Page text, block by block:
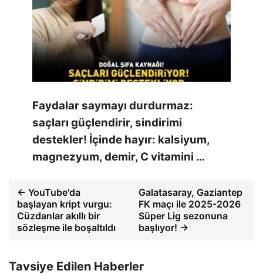
Faydalar saymayı durdurmaz:
saçları güçlendirir, sindirimi
destekler! İçinde hayır: kalsiyum,
magnezyum, demir, C vitamini …
← YouTube'da
başlayan kript vurgu:
Cüzdanlar akıllı bir
sözleşme ile boşaltıldı
Galatasaray, Gaziantep
FK maçı ile 2025-2026
Süper Lig sezonuna
başlıyor! →
Tavsiye Edilen Haberler